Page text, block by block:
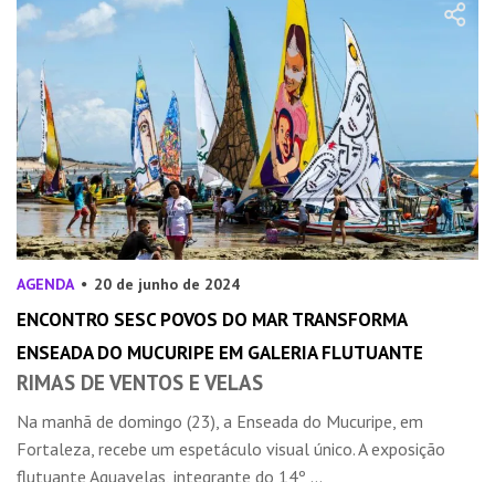
AGENDA 20 de junho de 2024
ENCONTRO SESC POVOS DO MAR TRANSFORMA
ENSEADA DO MUCURIPE EM GALERIA FLUTUANTE
RIMAS DE VENTOS E VELAS
Na manhã de domingo (23), a Enseada do Mucuripe, em
Fortaleza, recebe um espetáculo visual único. A exposição
flutuante Aquavelas, integrante do 14º ...